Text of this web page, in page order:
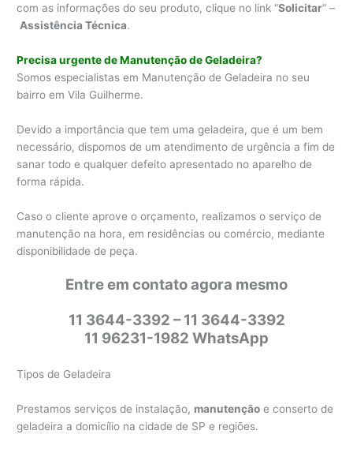
com as informações do seu produto, clique no link “Solicitar” –
Assistência Técnica.
Precisa urgente de Manutenção de Geladeira?
Somos especialistas em Manutenção de Geladeira no seu
bairro em Vila Guilherme.
Devido a importância que tem uma geladeira, que é um bem
necessário, dispomos de um atendimento de urgência a fim de
sanar todo e qualquer defeito apresentado no aparelho de
forma rápida.
Caso o cliente aprove o orçamento, realizamos o serviço de
manutenção na hora, em residências ou comércio, mediante
disponibilidade de peça.
Entre em contato agora mesmo
11 3644-3392 – 11 3644-3392
11 96231-1982 WhatsApp
Tipos de Geladeira
Prestamos serviços de instalação, manutenção e conserto de
geladeira a domicílio na cidade de SP e regiões.